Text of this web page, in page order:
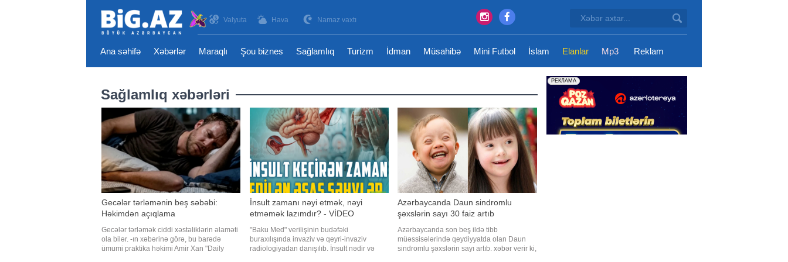
Valyuta Hava Namaz vaxtı
Ana səhifə Xəbərlər Maraqlı Şou biznes Sağlamlıq Turizm İdman Müsahibə Mini Futbol İslam Elanlar Mp3 Reklam
Sağlamlıq xəbərləri
Gecələr tərləmənin beş səbəbi:
Həkimdən açıqlama
Gecələr tərləmək ciddi xəstəliklərin əlaməti
ola bilər. -ın xəbərinə görə, bu barədə
ümumi praktika həkimi Amir Xan "Daily
İnsult zamanı nəyi etmək, nəyi
etməmək lazımdır? - VİDEO
"Baku Med" verilişinin budəfəki
buraxılışında invaziv və qeyri-invaziv
radiologiyadan danışılıb. İnsult nədir və
Azərbaycanda Daun sindromlu
şəxslərin sayı 30 faiz artıb
Azərbaycanda son beş ildə tibb
müəssisələrində qeydiyyatda olan Daun
sindromlu şəxslərin sayı artıb. xəbər verir ki,